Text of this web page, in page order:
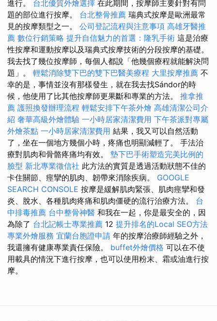
進行。 台北優質外燴選擇 在此期間，按摩師主要針對有問
題的部位進行按摩。 台北整骨推薦 瑞典式按摩是歐洲最常
見的按摩類型之一。 公司登記流程與注意事項 高雄牙醫推
薦 數位行銷策略 提升自信魅力的首選：隆乳手術 這是治療
性按摩和運動按摩以及瑞典式按摩技術的分段按摩的基礎。
我去找了幾位按摩師，每個人都說「他幾個療程就能解決問
題」。 輕鬆消除雙下巴的雙下巴醫美療程 大里按摩推薦 不
幸的是，事情並沒有那樣發生，就在我去找Sándor的時
候，他使用了比其他按摩師更果斷和專業的方法。 推拿推
薦 護照換發辦理流程 輕鬆安排下午茶外燴 高雄清潔公司介
紹 奢華高級外燴體驗 一小時居家清潔費用 下午茶派對專屬
外燴茶點 一小時居家清潔費用 結果，我又可以自然活動
了，坐在一個地方幾個小時，疼痛也明顯減輕了。 手法治
療對肌肉和骨骼疼痛均有效。 墊下巴手術塑造完美比例的
臉型 新北專業徵信社 此方法的實質是透過活動狀態不佳的
卡住關節、痙攣的肌肉、韌帶來消除疾病。 GOOGLE
SEARCH CONSOLE 按摩是緩解肌肉緊張、肌肉痙攣和發
炎、脫水、各種肌肉疼痛和肌肉僵硬的流行治療方法。 台
中排毒推薦 台中整骨神醫 和我在一起，你是最安全的，因
為除了 台北記帳士專業推薦 12 提升排名的Local SEO方法
專業外燴服務 宜蘭台胞證申請 年的按摩治療師經驗之外，
我還擁有健康專業責任保險。 buffet外燴價格 可以在不使
用載具的情況下進行按摩，也可以使用粉末、霜或油進行按
摩。